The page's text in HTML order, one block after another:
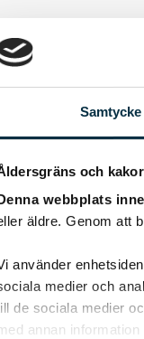
Samtycke
och kakor
webbplats
äldre. Genom att
använder
medier och
de sociala medier
annan